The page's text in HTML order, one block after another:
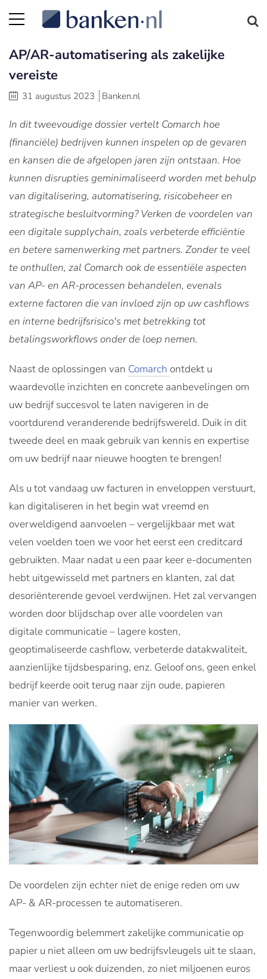
AP/AR-automatisering als zakelijke
vereiste
31 augustus 2023 Banken.nl
In dit tweevoudige dossier vertelt Comarch hoe
(financiële) bedrijven kunnen inspelen op de gevaren
en kansen die de afgelopen jaren zijn ontstaan. Hoe
kunnen disrupties geminimaliseerd worden met behulp
van digitalisering, automatisering, risicobeheer en
strategische besluitvorming? Verken de voordelen van
een digitale supplychain, zoals verbeterde efficiëntie
en betere samenwerking met partners. Zonder te veel
te onthullen, zal Comarch ook de essentiële aspecten
van AP- en AR-processen behandelen, evenals
externe factoren die van invloed zijn op uw cashflows
en interne bedrijfsrisico's met betrekking tot
betalingsworkflows onder de loep nemen.
Naast de oplossingen van Comarch ontdekt u
waardevolle inzichten en concrete aanbevelingen om
uw bedrijf succesvol te laten navigeren in de
voortdurend veranderende bedrijfswereld. Duik in dit
tweede deel en maak gebruik van kennis en expertise
om uw bedrijf naar nieuwe hoogten te brengen!
Als u tot vandaag uw facturen in enveloppen verstuurt,
kan digitaliseren in het begin wat vreemd en
overweldigend aanvoelen – vergelijkbaar met wat
velen voelden toen we voor het eerst een creditcard
gebruikten. Maar nadat u een paar keer e-documenten
hebt uitgewisseld met partners en klanten, zal dat
desoriënterende gevoel verdwijnen. Het zal vervangen
worden door blijdschap over alle voordelen van
digitale communicatie – lagere kosten,
geoptimaliseerde cashflow, verbeterde datakwaliteit,
aanzienlijke tijdsbesparing, enz. Geloof ons, geen enkel
bedrijf keerde ooit terug naar zijn oude, papieren
manier van werken.
De voordelen zijn echter niet de enige reden om uw
AP- & AR-processen te automatiseren.
Tegenwoordig belemmert zakelijke communicatie op
papier u niet alleen om uw bedrijfsvleugels uit te slaan,
maar verliest u ook duizenden, zo niet miljoenen euros